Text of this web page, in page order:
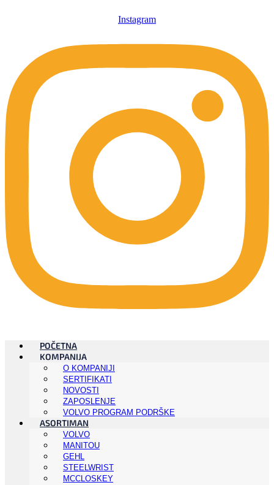
Instagram
POČETNA
KOMPANIJA
O KOMPANIJI
SERTIFIKATI
NOVOSTI
ZAPOSLENJE
VOLVO PROGRAM PODRŠKE
ASORTIMAN
VOLVO
MANITOU
GEHL
STEELWRIST
MCCLOSKEY